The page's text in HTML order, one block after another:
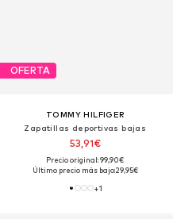
OFERTA
TOMMY HILFIGER
Zapatillas deportivas bajas
53,91€
Precio original: 99,90€
Último precio más bajo:29,95€
+1